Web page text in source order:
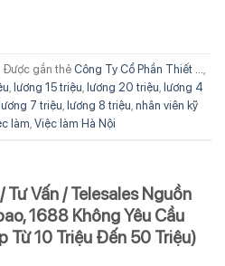
Được gắn thẻ Công Ty Cổ Phần Thiết ...
lương 15 triệu lương 20 triệu lương 4
7 triệu lương 8 triệu nhân viên kỹ
làm Việc làm Hà Nội
Tư Vấn / Telesales Nguồn
1688 Không Yêu Cầu
Từ 10 Triệu Đến 50 Triệu)